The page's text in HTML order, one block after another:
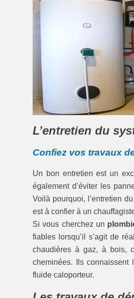
L’entretien du
Confiez vos travaux
Un bon entretien est un
également d’éviter les
Voilà pourquoi, l’entretien
est à confier à un
Si vous cherchez un
fiables lorsqu’il s’agit de
chaudières à gaz, à bois,
cheminées. Ils connaissent
fluide caloporteur.